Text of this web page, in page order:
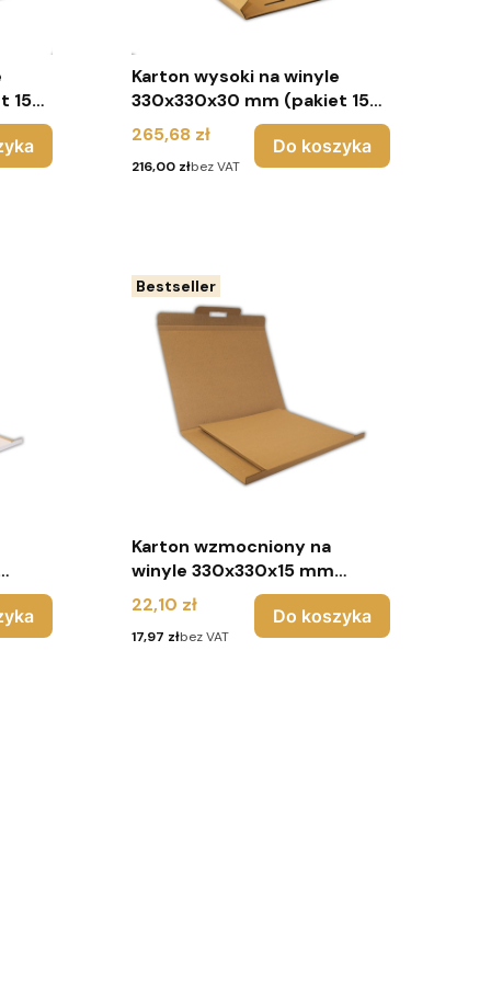
150
Karton wysoki na winyle
330x330x30 mm (pakiet 150
sztuk) - brąz
Cena
265,68 zł
Cena
216,00 złbez VAT
Do koszyka
Bestseller
Karton wzmocniony na
winyle 330x330x15 mm
(pakiet 10 sztuk) - brąz
Cena
22,10 zł
Cena
17,97 złbez VAT
Do koszyka